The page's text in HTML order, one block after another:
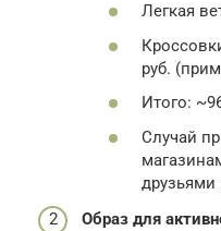
Легкая
руб.
Итого:
Случай
друзьями
Образ для